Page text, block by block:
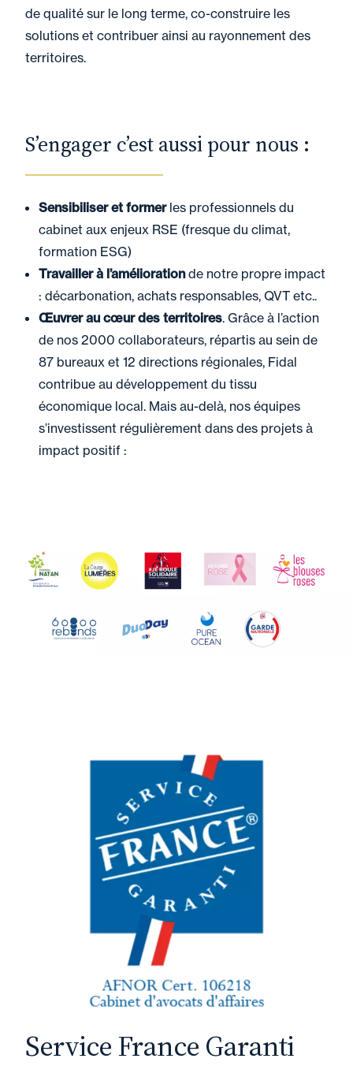
de qualité sur le long terme, co-construire les
solutions et contribuer ainsi au rayonnement des
territoires.
S’engager c’est aussi pour nous :
Sensibiliser et formerles professionnels du
cabinet aux enjeux RSE (fresque du climat,
formation ESG)
Travailler à l’améliorationde notre propre impact
: décarbonation, achats responsables, QVT etc..
Œuvrer au cœur des territoires. Grâce à l’action
de nos 2000 collaborateurs, répartis au sein de
87 bureaux et 12 directions régionales, Fidal
contribue au développement du tissu
économique local. Mais au-delà, nos équipes
s’investissent régulièrement dans des projets à
impact positif :
Service France Garanti